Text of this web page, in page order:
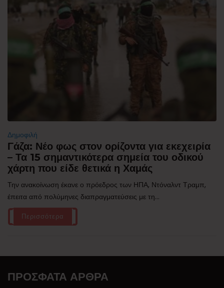
Δημοφιλή
Γάζα: Νέο φως στον ορίζοντα για εκεχειρία
– Τα 15 σημαντικότερα σημεία του οδικού
χάρτη που είδε θετικά η Χαμάς
Την ανακοίνωση έκανε ο πρόεδρος των ΗΠΑ, Ντόναλντ Τραμπ,
έπειτα από πολύμηνες διαπραγματεύσεις με τη...
Περισσότερα
ΠΡΌΣΦΑΤΑ ΆΡΘΡΑ